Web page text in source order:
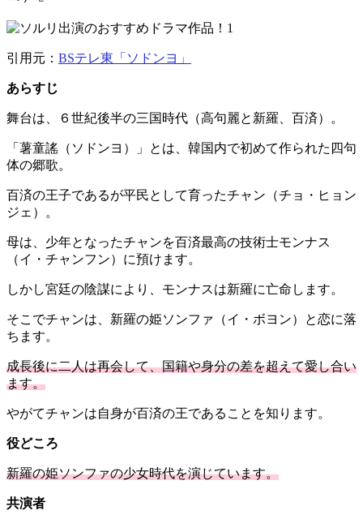
引用元： BSテレ東「ソドンヨ」
あらすじ
舞台は、６世紀後半の三国時代（高句麗と新羅、百済）。
「薯童謠（ソドンヨ）」とは、 韓国内で初めて作られた四句
体の郷歌。
百済の王子であるが平民として育ったチャン（チョ・ヒョン
ジェ）。
母は、少年となったチャンを百済最高の技術士モンナス
（イ・チャンフン）に預けます。
しかし宮廷の陰謀により、モンナスは新羅に亡命します。
そこでチャンは、新羅の姫ソンファ（イ・ボヨン）と恋に落
ちます。
成長後に二人は再会して、国籍や身分の差を超えて愛し合い
ます。
やがてチャンは自身が百済の王であることを知ります。
役どころ
新羅の姫ソンファの少女時代を演じています。
共演者